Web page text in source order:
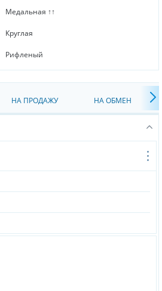
Медальная ↑↑
Круглая
Рифленый
НА ПРОДАЖУ НА ОБМЕН